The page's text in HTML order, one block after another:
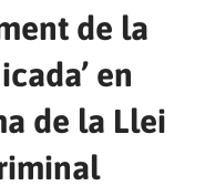
de la
en
de la Llei